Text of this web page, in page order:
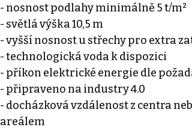
- nosnost podlahy minimálně 5 t/m²
- světlá výška 10,5 m
- vyšší nosnost u střechy pro extra
- technologická voda k dispozici
- příkon elektrické energie dle
- připraveno na industry 4.0
- docházková vzdálenost z centra
areálem